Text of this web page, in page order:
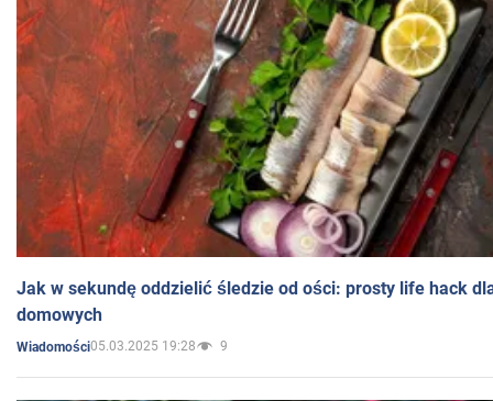
Jak w sekundę oddzielić śledzie od ości: prosty life hack
domowych
Wiadomości05.03.2025 19:28 9